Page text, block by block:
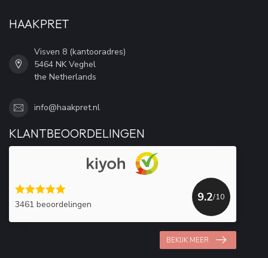
HAAKPRET
Visven 8 (kantooradres)
5464 NK Veghel
the Netherlands
info@haakpret.nl
KLANTBEOORDELINGEN
3461 beoordelingen
9.2/10
BEKIJK MEER